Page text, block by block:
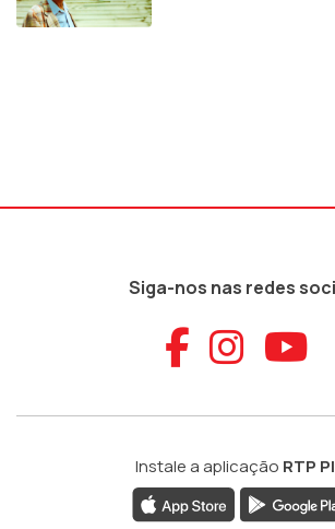
Siga-nos nas redes
Aceder
Instale a aplicação RTP